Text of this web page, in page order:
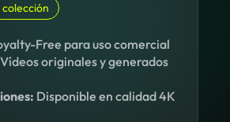
colección
Free para uso comercial
Vídeos originales y generados
Disponible en calidad 4K